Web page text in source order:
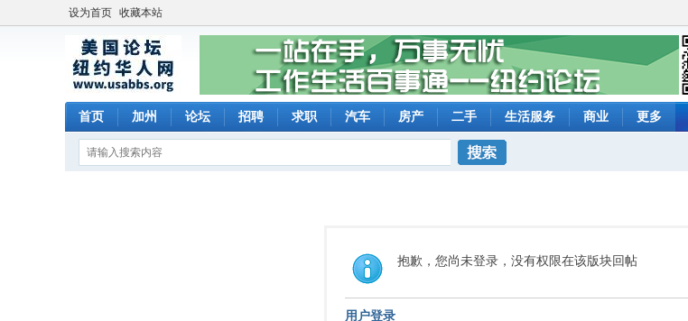
设为首页 收藏本站
首页 加州 论坛 招聘 求职 汽车 房产 二手 生活服务 商业 更多
抱歉，您尚未登录，没有权限在该版块回帖
用户登录